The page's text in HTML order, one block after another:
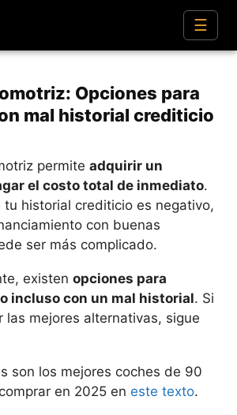
☰
Opciones para
mal historial crediticio
permite adquirir un
el costo total de inmediato.
tu historial crediticio es negativo,
con buenas
ser más complicado.
existen opciones para
incluso con un mal historial. Si
las mejores alternativas, sigue
son los mejores coches de 90
en 2025 en este texto.